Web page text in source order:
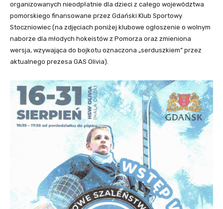
organizowanych nieodpłatnie dla dzieci z całego województwa
pomorskiego finansowane przez Gdański Klub Sportowy
Stoczniowiec (na zdjęciach poniżej klubowe ogłoszenie o wolnym
naborze dla młodych hokeistów z Pomorza oraz zmieniona
wersja, wzywająca do bojkotu oznaczona „serduszkiem” przez
aktualnego prezesa GAS Olivia).